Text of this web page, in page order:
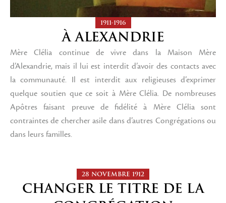
1911-1916
À ALEXANDRIE
Mère Clélia continue de vivre dans la Maison Mère
d’Alexandrie, mais il lui est interdit d’avoir des contacts avec
la communauté. Il est interdit aux religieuses d’exprimer
quelque soutien que ce soit à Mère Clélia. De nombreuses
Apôtres faisant preuve de fidélité à Mère Clélia sont
contraintes de chercher asile dans d’autres Congrégations ou
dans leurs familles.
28 NOVEMBRE 1912
CHANGER LE TITRE DE LA